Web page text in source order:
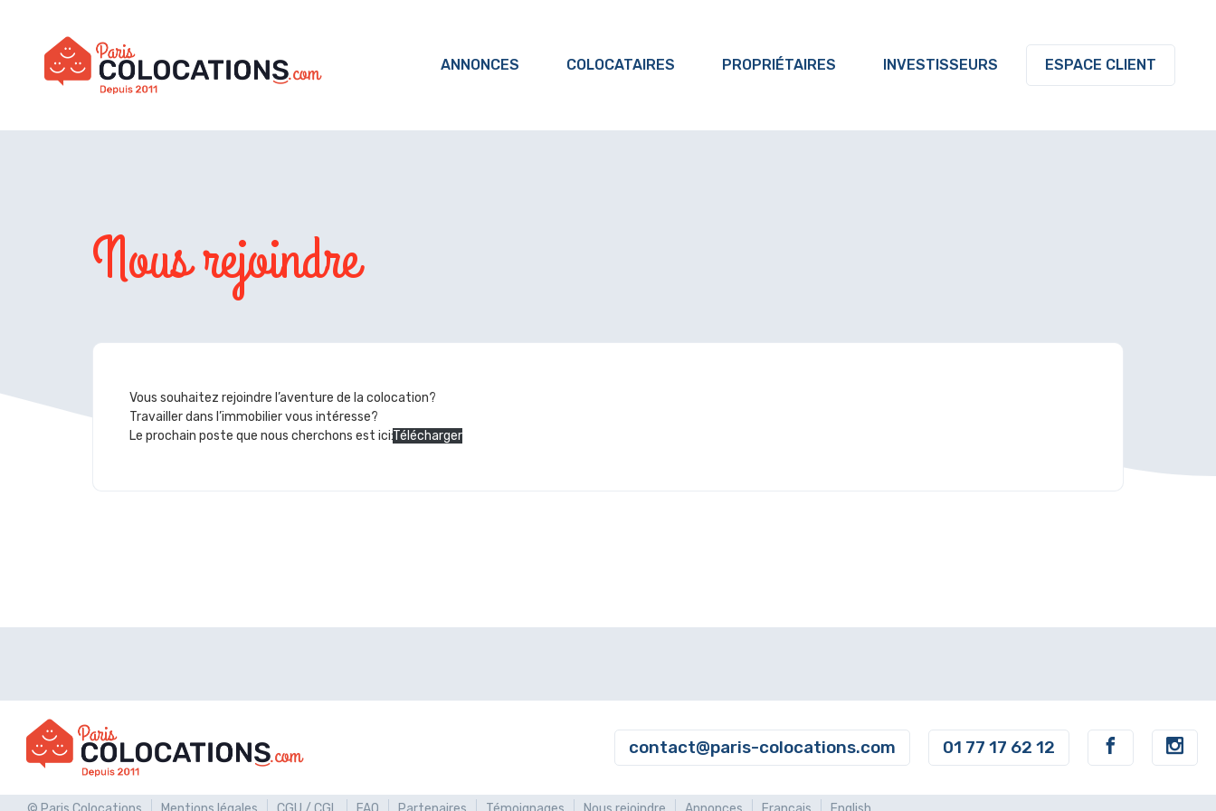
ANNONCES COLOCATAIRES PROPRIÉTAIRES INVESTISSEURS ESPACE CLIENT
Nous rejoindre
Vous souhaitez rejoindre l’aventure de la colocation?
Travailler dans l’immobilier vous intéresse?
Le prochain poste que nous cherchons est ici:Télécharger
contact@paris-colocations.com 01 77 17 62 12